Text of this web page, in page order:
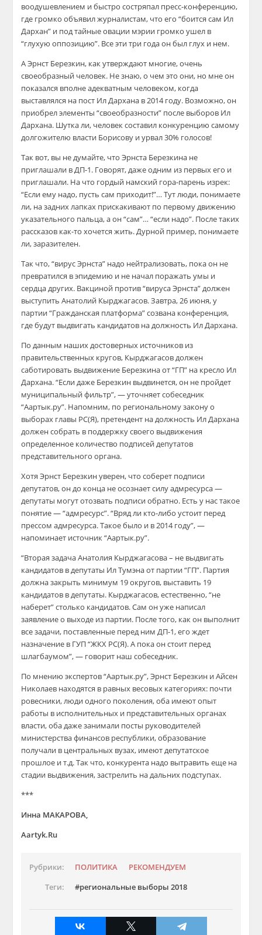
воодушевлением и быстро состряпал пресс-конференцию,
где громко объявил журналистам, что его “боится сам Ил
Дархан” и под тайные овации мэрии громко ушел в
“глухую оппозицию”. Все эти три года он был глух и нем.
А Эрнст Березкин, как утверждают многие, очень
своеобразный человек. Не знаю, о чем это они, но мне он
показался вполне адекватным человеком, когда
выставлялся на пост Ил Дархана в 2014 году. Возможно, он
приобрел элементы “своеобразности” после выборов Ил
Дархана. Шутка ли, человек составил конкуренцию самому
долгожителю власти Борисову и урвал 30% голосов!
Так вот, вы не думайте, что Эрнста Березкина не
приглашали в ДП-1. Говорят, даже одним из первых его и
приглашали. На что гордый намский гора-парень изрек:
“Если ему надо, пусть сам приходит!”… Тут люди, понимаете
ли, на задних лапках прискакивают по первому движению
указательного пальца, а он “сам”… “если надо”. После таких
рассказов как-то хочется жить. Дурной пример, понимаете
ли, заразителен.
Так что, “вирус Эрнста” надо нейтрализовать, пока он не
превратился в эпидемию и не начал поражать умы и
сердца других. Вакциной против “вируса Эрнста” должен
выступить Анатолий Кырджагасов. Завтра, 26 июня, у
партии “Гражданская платформа” созвана конференция,
где будут выдвигать кандидатов на должность Ил Дархана.
По данным наших достоверных источников из
правительственных кругов, Кырджагасов должен
саботировать выдвижение Березкина от “ГП” на кресло Ил
Дархана. “Если даже Березкин выдвинется, он не пройдет
муниципальный фильтр”, — уточняет собеседник
“Аартык.ру”. Напомним, по региональному закону о
выборах главы РС(Я), претендент на должность Ил Дархана
должен собрать в поддержку своего выдвижения
определенное количество подписей депутатов
представительного органа.
Хотя Эрнст Березкин уверен, что соберет подписи
депутатов, он до конца не осознает силу адмресурса —
депутаты могут отозвать подписи обратно. Есть у нас такое
понятие — “адмресурс”. “Вряд ли кто-либо устоит перед
прессом адмресурса. Такое было и в 2014 году”, —
напоминает источник “Аартык.ру”.
“Вторая задача Анатолия Кырджагасова – не выдвигать
кандидатов в депутаты Ил Тумэна от партии “ГП”. Партия
должна закрыть минимум 19 округов, выставить 19
кандидатов в депутаты. Кырджагасов, естественно, “не
наберет” столько кандидатов. Сам он уже написал
заявление о выходе из партии. После того, как он выполнит
все задачи, поставленные перед ним ДП-1, его ждет
назначение в ГУП “ЖКХ РС(Я). А пока он стоит перед
шлагбаумом”, — говорит наш собеседник.
По мнению экспертов “Аартык.ру”, Эрнст Березкин и Айсен
Николаев находятся в равных весовых категориях: почти
ровесники, люди одного поколения, оба имеют опыт
работы в исполнительных и представительных органах
власти, оба даже занимали посты руководителей
министерства финансов республики, образование
получали в центральных вузах, имеют депутатское
прошлое и т.д. Так что, конкурента надо вытравить еще на
стадии выдвижения, застрелить на дальних подступах.
***
Инна МАКАРОВА,
Aartyk.Ru
Рубрики: ПОЛИТИКА
РЕКОМЕНДУЕМ
Теги:
региональные выборы 2018